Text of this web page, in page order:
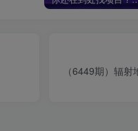
（6449期）辐